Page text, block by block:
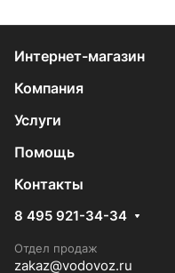
Интернет-магазин
Компания
Услуги
Помощь
Контакты
8 495 921-34-34
Отдел продаж
zakaz@vodovoz.ru